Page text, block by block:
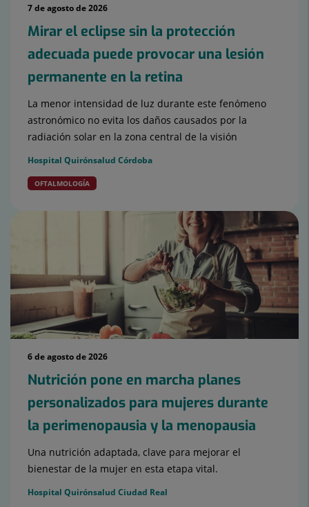
7 de agosto de 2026
Mirar el eclipse sin la protección
adecuada puede provocar una lesión
permanente en la retina
La menor intensidad de luz durante este fenómeno
astronómico no evita los daños causados por la
radiación solar en la zona central de la visión
Hospital Quirónsalud Córdoba
OFTALMOLOGÍA
6 de agosto de 2026
Nutrición pone en marcha planes
personalizados para mujeres durante
la perimenopausia y la menopausia
Una nutrición adaptada, clave para mejorar el
bienestar de la mujer en esta etapa vital.
Hospital Quirónsalud Ciudad Real